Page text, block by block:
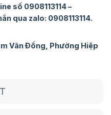
số 0908113114 –
qua zalo: 0908113114.
Văn Đồng, Phường Hiệp